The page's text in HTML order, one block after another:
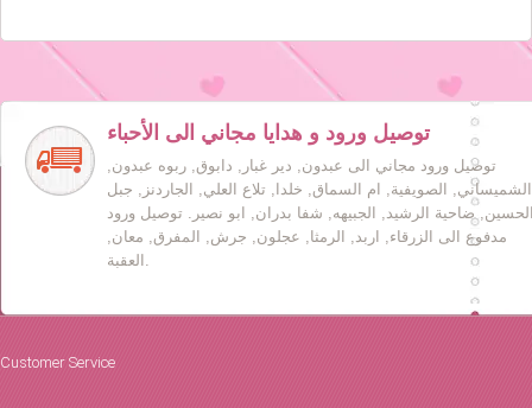
توصيل ورود و هدايا مجاني الى الأحباء
توصيل ورود مجاني الى عبدون, دير غبار, دابوق, ربوه عبدون,
الشميساني, الصويفية, ام السماق, خلدا, تلاع العلي, الجاردنز, جبل
ضاحية الرشيد, الجبيهه, شفا بدران, ابو نصير. توصيل ورود
مدفوع الى الزرقاء, اربد, الرمثا, عجلون, جرش, المفرق, معان,
Customer Service